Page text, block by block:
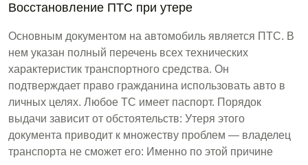
Восстановление ПТС при утере
Основным документом на автомобиль является ПТС. В
нем указан полный перечень всех технических
характеристик транспортного средства. Он
подтверждает право гражданина использовать авто в
личных целях. Любое ТС имеет паспорт. Порядок
выдачи зависит от обстоятельств: Утеря этого
документа приводит к множеству проблем — владелец
транспорта не сможет его: Именно по этой причине